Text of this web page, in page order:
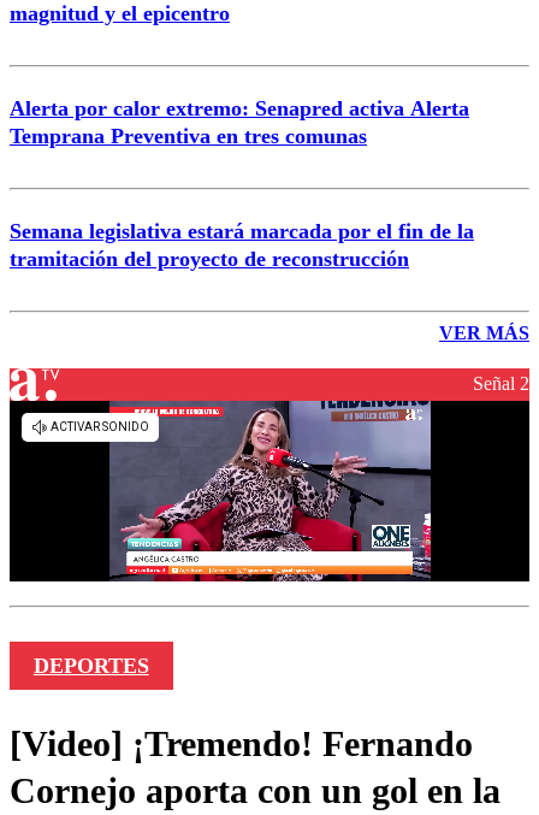
magnitud y el epicentro
Alerta por calor extremo: Senapred activa Alerta
Temprana Preventiva en tres comunas
Semana legislativa estará marcada por el fin de la
tramitación del proyecto de reconstrucción
VER MÁS
Señal 2
DEPORTES
[Video] ¡Tremendo! Fernando
Cornejo aporta con un gol en la